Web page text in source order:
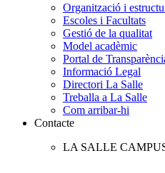
Organització i
Escoles i Facultats
Gestió de la qualitat
Model acadèmic
Portal de
Informació Legal
Directori La Salle
Treballa a La Salle
Com arribar-hi
Contacte
LA SALLE